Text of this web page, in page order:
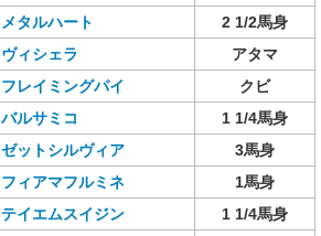
メタルハート
2 1/2馬身
ヴィシェラ
アタマ
フレイミングパイ
クビ
バルサミコ
1 1/4馬身
ゼットシルヴィア
3馬身
フィアマフルミネ
1馬身
テイエムスイジン
1 1/4馬身